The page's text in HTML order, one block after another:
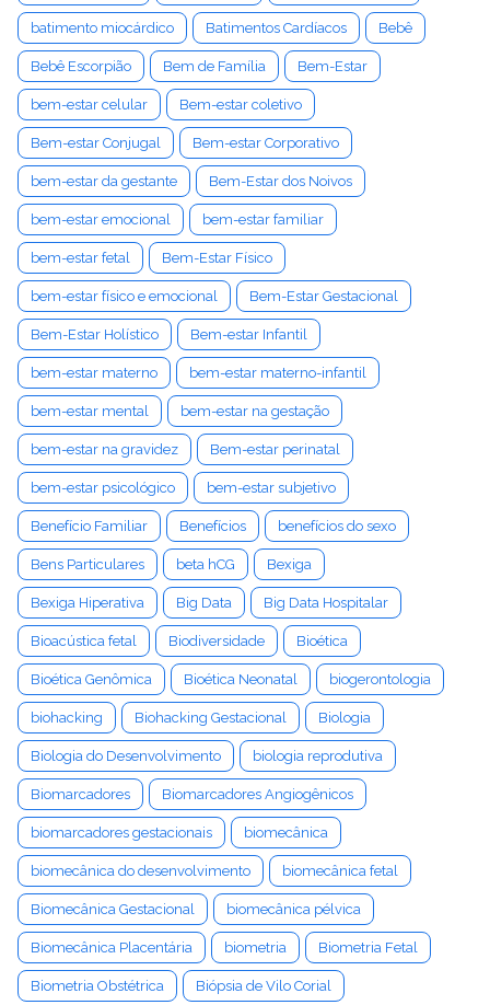
batimento miocárdico Batimentos Cardíacos Bebê
Bebê Escorpião Bem de Família Bem-Estar
bem-estar celular Bem-estar coletivo
Bem-estar Conjugal Bem-estar Corporativo
bem-estar da gestante Bem-Estar dos Noivos
bem-estar emocional bem-estar familiar
bem-estar fetal Bem-Estar Físico
bem-estar físico e emocional Bem-Estar Gestacional
Bem-Estar Holístico Bem-estar Infantil
bem-estar materno bem-estar materno-infantil
bem-estar mental bem-estar na gestação
bem-estar na gravidez Bem-estar perinatal
bem-estar psicológico bem-estar subjetivo
Benefício Familiar Benefícios benefícios do sexo
Bens Particulares beta hCG Bexiga
Bexiga Hiperativa Big Data Big Data Hospitalar
Bioacústica fetal Biodiversidade Bioética
Bioética Genômica Bioética Neonatal biogerontologia
biohacking Biohacking Gestacional Biologia
Biologia do Desenvolvimento biologia reprodutiva
Biomarcadores Biomarcadores Angiogênicos
biomarcadores gestacionais biomecânica
biomecânica do desenvolvimento biomecânica fetal
Biomecânica Gestacional biomecânica pélvica
Biomecânica Placentária biometria Biometria Fetal
Biometria Obstétrica Biópsia de Vilo Corial